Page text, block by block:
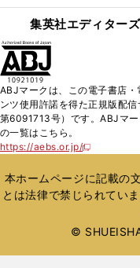
集英社エディター
ABJマークは、この電子書店
ンツ使用許諾を得た正規版配
第6091713号）です。ABJマ
の一覧はこちら。
https://aebs.or.jp/
新
い
ウ
ィ
ウ
本ホームページに記載の
とは法律で禁じられてい
©